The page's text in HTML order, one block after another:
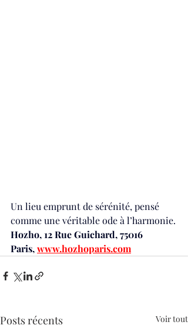
Un lieu emprunt de sérénité, pensé
comme une véritable ode à l’harmonie.
Hozho, 12 Rue Guichard, 75016
Paris, www.hozhoparis.com
Posts récents Voir tout